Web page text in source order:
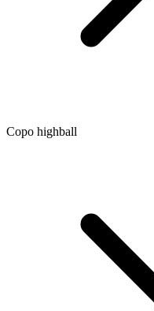
Copo highball